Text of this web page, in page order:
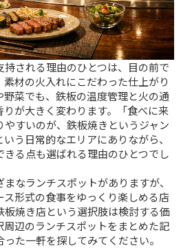
される理由のひとつは、目の前で
材の火入れにこだわった仕上がり
野菜でも、鉄板の温度管理と火の通
りが大きく変わります。「食べに来
すいのが、鉄板焼きというジャン
う日常的なエリアにありながら、
る点も選ばれる理由のひとつでし
なランチスポットがありますが、
形式の食事をゆっくり楽しめる店
板焼き店という選択肢は検討する価
周辺のランチスポットをまとめた記
た一軒を探してみてください。